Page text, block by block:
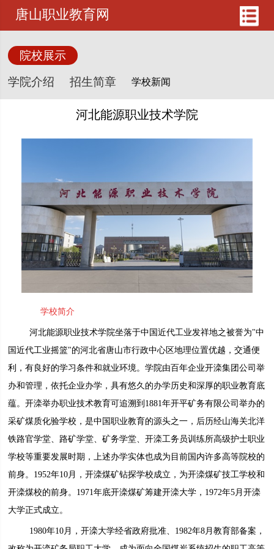
唐山职业教育网
院校展示
学院介绍 招生简章
河北能源职业技术学院
学校简介
河北能源职业技术学院坐落于中国近代工业发祥地之被誉为"中
国近代工业摇篮"的河北省唐山市行政中心区地理位置优越，交通便
利，有良好的学习条件和就业环境。学院由百年企业开滦集团公司举
办和管理，依托企业办学，具有悠久的办学历史和深厚的职业教育底
蕴。开滦举办职业技术教育可追溯到1881年开平矿务有限公司举办的
采矿煤质化验学校，是中国职业教育的源头之一，后历经山海关北洋
铁路官学堂、路矿学堂、矿务学堂、开滦工务员训练所高级护士职业
学校等重要发展时期，上述办学实体也成为目前国内许多高等院校的
前身。1952年10月，开滦煤矿钻探学校成立，为开滦煤矿技工学校和
开滦煤校的前身。1971年底开滦煤矿筹建开滦大学，1972年5月开滦
大学正式成立。
1980年10月，开滦大学经省政府批准、1982年8月教育部备案，